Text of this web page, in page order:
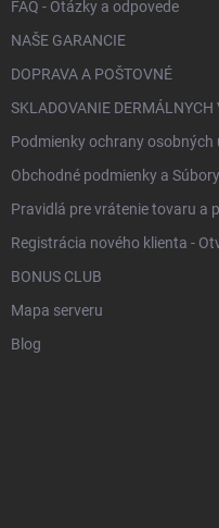
FAQ - Otázky a odpovede
NAŠE GARANCIE
DOPRAVA A POŠTOVNÉ
SKLADOVANIE DERMÁLNYCH
Podmienky ochrany osobných
Obchodné podmienky a
Pravidlá pre vrátenie tovaru a
Registrácia nového klienta -
BONUS CLUB
Mapa serveru
Blog